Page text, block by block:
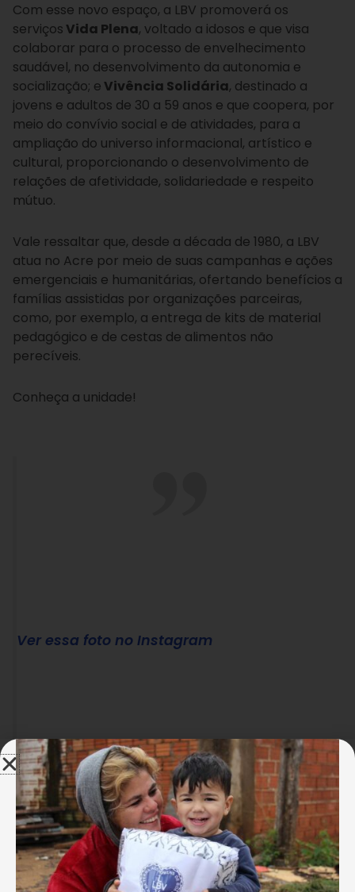
Com esse novo espaço, a LBV promoverá os
serviçosVida Plena, voltado a idosos e que visa
colaborar para o processo de envelhecimento
saudável, no desenvolvimento da autonomia e
socialização; eVivência Solidária, destinado a
jovens e adultos de 30 a 59 anos e que coopera, por
meio do convívio social e de atividades, para a
ampliação do universo informacional, artístico e
cultural, proporcionando o desenvolvimento de
relações de afetividade, solidariedade e respeito
mútuo.
Vale ressaltar que, desde a década de 1980, a LBV
atua no Acre por meio de suas campanhas e ações
emergenciais e humanitárias, ofertando benefícios a
famílias assistidas por organizações parceiras,
como, por exemplo, a entrega de kits de material
pedagógico e de cestas de alimentos não
perecíveis.
Conheça a unidade!
Ver essa foto no Instagram
Uma publicação compartilhada